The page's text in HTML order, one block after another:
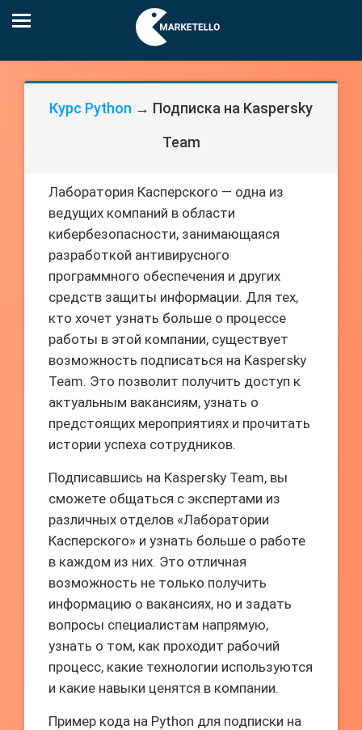
Курс Python → Подписка на Kaspersky
Team
Лаборатория Касперского — одна из
ведущих компаний в области
кибербезопасности, занимающаяся
разработкой антивирусного
программного обеспечения и других
средств защиты информации. Для тех,
кто хочет узнать больше о процессе
работы в этой компании, существует
возможность подписаться на Kaspersky
Team. Это позволит получить доступ к
актуальным вакансиям, узнать о
предстоящих мероприятиях и прочитать
истории успеха сотрудников.
Подписавшись на Kaspersky Team, вы
сможете общаться с экспертами из
различных отделов «Лаборатории
Касперского» и узнать больше о работе
в каждом из них. Это отличная
возможность не только получить
информацию о вакансиях, но и задать
вопросы специалистам напрямую,
узнать о том, как проходит рабочий
процесс, какие технологии используются
и какие навыки ценятся в компании.
Пример кода на Python для подписки на